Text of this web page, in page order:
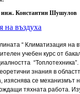
инж. Константин Шушулов
на въздуха
“ Климатизация на
учебен курс от
знания в
изяснява се механизмът
тяхната работа.